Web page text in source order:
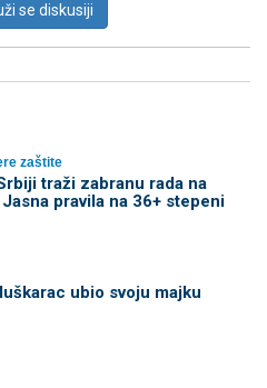
se diskusiji
zaštite
traži zabranu rada na
pravila na 36+ stepeni
ubio svoju majku